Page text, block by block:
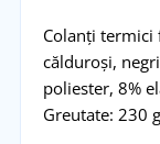
Colanți
călduroși,
poliester, 8%
Greutate: 230